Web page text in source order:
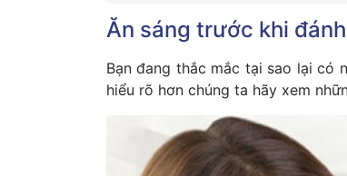
Ăn sáng trước khi
Bạn đang thắc mắc tại sao lại có
hiểu rõ hơn chúng ta hãy xem